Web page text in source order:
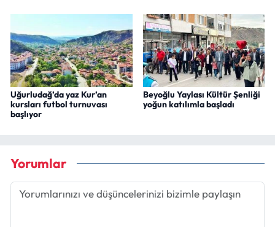
Uğurludağ’da yaz Kur’an
kursları futbol turnuvası
başlıyor
Beyoğlu Yaylası Kültür Şenliği
yoğun katılımla başladı
Yorumlar